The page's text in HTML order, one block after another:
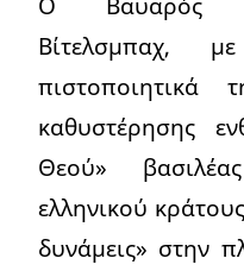
Βίτελσμπαχ,
πιστοποιητικά
καθυστέρησης
Θεού»
ελληνικού
δυνάμεις» στην